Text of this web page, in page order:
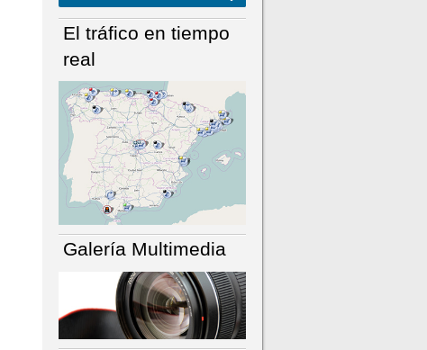
El tráfico en tiempo
real
Galería Multimedia